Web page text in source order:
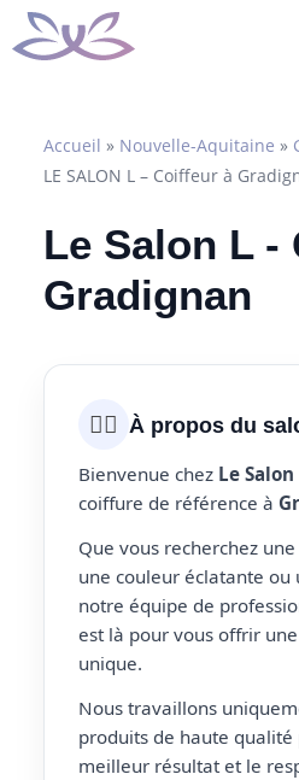
Aller
au
Accueil » Nouvelle-Aquitaine »
LE SALON L – Coiffeur à
Le Salon L -
Gradignan
💇‍♀️ À propos du
Bienvenue chez Le Salon
coiffure de référence à
Que vous recherchez
une couleur éclatante ou
notre équipe de
est là pour vous offrir
unique.
Nous travaillons
produits de haute
meilleur résultat et le